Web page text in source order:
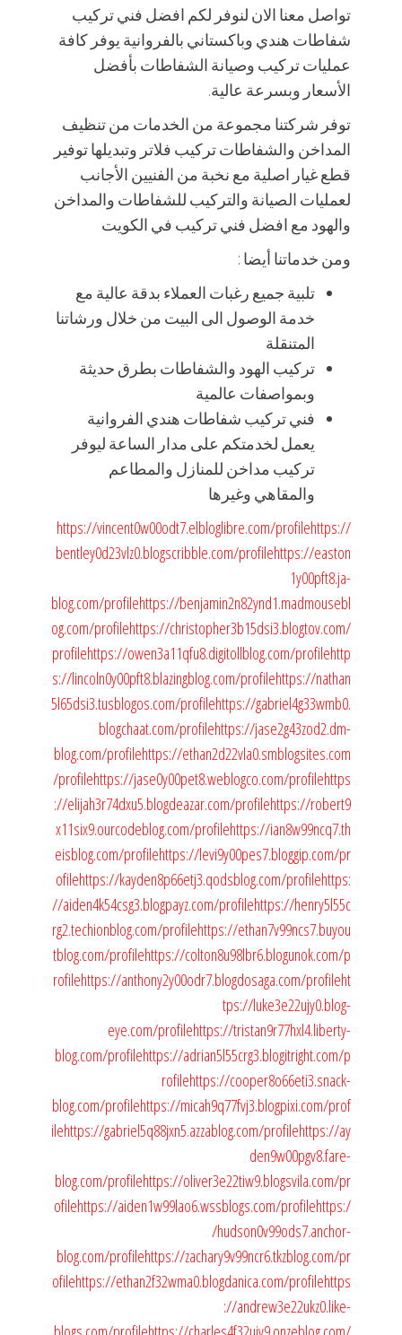
تواصل معنا الان لنوفر لكم افضل فني تركيب
شفاطات هندي وباكستاني بالفروانية يوفر كافة
عمليات تركيب وصيانة الشفاطات بأفضل
الأسعار وبسرعة عالية.
توفر شركتنا مجموعة من الخدمات من تنظيف
المداخن والشفاطات تركيب فلاتر وتبديلها توفير
قطع غيار اصلية مع نخبة من الفنيين الأجانب
لعمليات الصيانة والتركيب للشفاطات والمداخن
والهود مع افضل فني تركيب في الكويت
ومن خدماتنا أيضا :
تلبية جميع رغبات العملاء بدقة عالية مع
خدمة الوصول الى البيت من خلال ورشاتنا
المتنقلة
تركيب الهود والشفاطات بطرق حديثة
وبمواصفات عالمية
فني تركيب شفاطات هندي الفروانية
يعمل لخدمتكم على مدار الساعة ليوفر
تركيب مداخن للمنازل والمطاعم
والمقاهي وغيرها
https://vincent0w00odt7.elbloglibre.com/profilehttps://
bentley0d23vlz0.blogscribble.com/profilehttps://easton
1y00pft8.ja-
blog.com/profilehttps://benjamin2n82ynd1.madmousebl
og.com/profilehttps://christopher3b15dsi3.blogtov.com/
profilehttps://owen3a11qfu8.digitollblog.com/profilehttp
s://lincoln0y00pft8.blazingblog.com/profilehttps://nathan
5l65dsi3.tusblogos.com/profilehttps://gabriel4g33wmb0.
blogchaat.com/profilehttps://jase2g43zod2.dm-
blog.com/profilehttps://ethan2d22vla0.smblogsites.com
/profilehttps://jase0y00pet8.weblogco.com/profilehttps
://elijah3r74dxu5.blogdeazar.com/profilehttps://robert9
x11six9.ourcodeblog.com/profilehttps://ian8w99ncq7.th
eisblog.com/profilehttps://levi9y00pes7.bloggip.com/pr
ofilehttps://kayden8p66etj3.qodsblog.com/profilehttps:
//aiden4k54csg3.blogpayz.com/profilehttps://henry5l55c
rg2.techionblog.com/profilehttps://ethan7v99ncs7.buyou
tblog.com/profilehttps://colton8u98lbr6.blogunok.com/p
rofilehttps://anthony2y00odr7.blogdosaga.com/profileht
tps://luke3e22ujy0.blog-
eye.com/profilehttps://tristan9r77hxl4.liberty-
blog.com/profilehttps://adrian5l55crg3.blogitright.com/p
rofilehttps://cooper8o66eti3.snack-
blog.com/profilehttps://micah9q77fvj3.blogpixi.com/prof
ilehttps://gabriel5q88jxn5.azzablog.com/profilehttps://ay
den9w00pgv8.fare-
blog.com/profilehttps://oliver3e22tiw9.blogsvila.com/pr
ofilehttps://aiden1w99lao6.wssblogs.com/profilehttps:/
/hudson0v99ods7.anchor-
blog.com/profilehttps://zachary9v99ncr6.tkzblog.com/pr
ofilehttps://ethan2f32wma0.blogdanica.com/profilehttps
://andrew3e22ukz0.like-